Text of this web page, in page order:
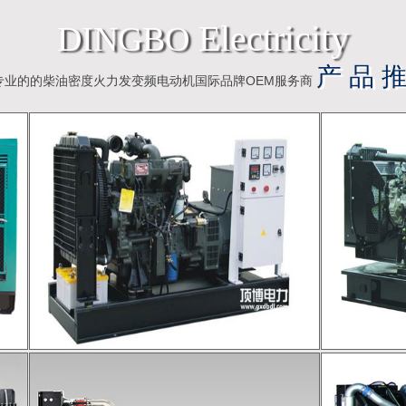
DINGBOElectricity
业的的柴油密度火力发变频电动机国际品牌OEM服务商 产 品